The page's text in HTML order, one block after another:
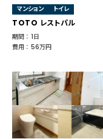
マンション トイレ
TOTO レストパル
期間 ： 1日
費用 ： 56万円